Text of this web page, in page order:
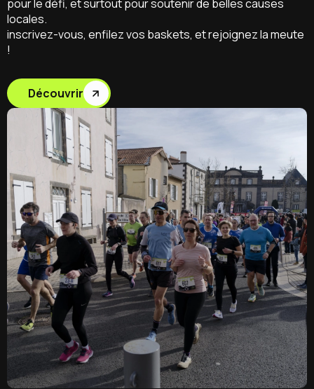
pour le défi, et surtout pour soutenir de belles causes
locales.
inscrivez-vous, enfilez vos baskets, et rejoignez la meute
!
Découvrir